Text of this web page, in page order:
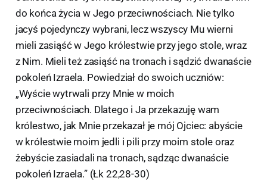
do końca życia w Jego przeciwnościach. Nie tylko
jacyś pojedynczy wybrani, lecz wszyscy Mu wierni
mieli zasiąść w Jego królestwie przy jego stole, wraz
z Nim. Mieli też zasiąść na tronach i sądzić dwanaście
pokoleń Izraela. Powiedział do swoich uczniów:
„Wyście wytrwali przy Mnie w moich
przeciwnościach. Dlatego i Ja przekazuję wam
królestwo, jak Mnie przekazał je mój Ojciec: abyście
w królestwie moim jedli i pili przy moim stole oraz
żebyście zasiadali na tronach, sądząc dwanaście
pokoleń Izraela.” (Łk 22,28-30)